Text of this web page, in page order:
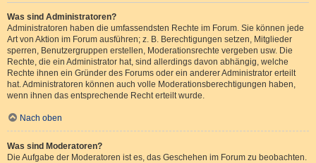
Was sind Administratoren?
Administratoren haben die umfassendsten Rechte im Forum. Sie können jede
Art von Aktion im Forum ausführen; z. B. Berechtigungen setzen, Mitglieder
sperren, Benutzergruppen erstellen, Moderationsrechte vergeben usw. Die
Rechte, die ein Administrator hat, sind allerdings davon abhängig, welche
Rechte ihnen ein Gründer des Forums oder ein anderer Administrator erteilt
hat. Administratoren können auch volle Moderationsberechtigungen haben,
wenn ihnen das entsprechende Recht erteilt wurde.
Nach oben
Was sind Moderatoren?
Die Aufgabe der Moderatoren ist es, das Geschehen im Forum zu beobachten.